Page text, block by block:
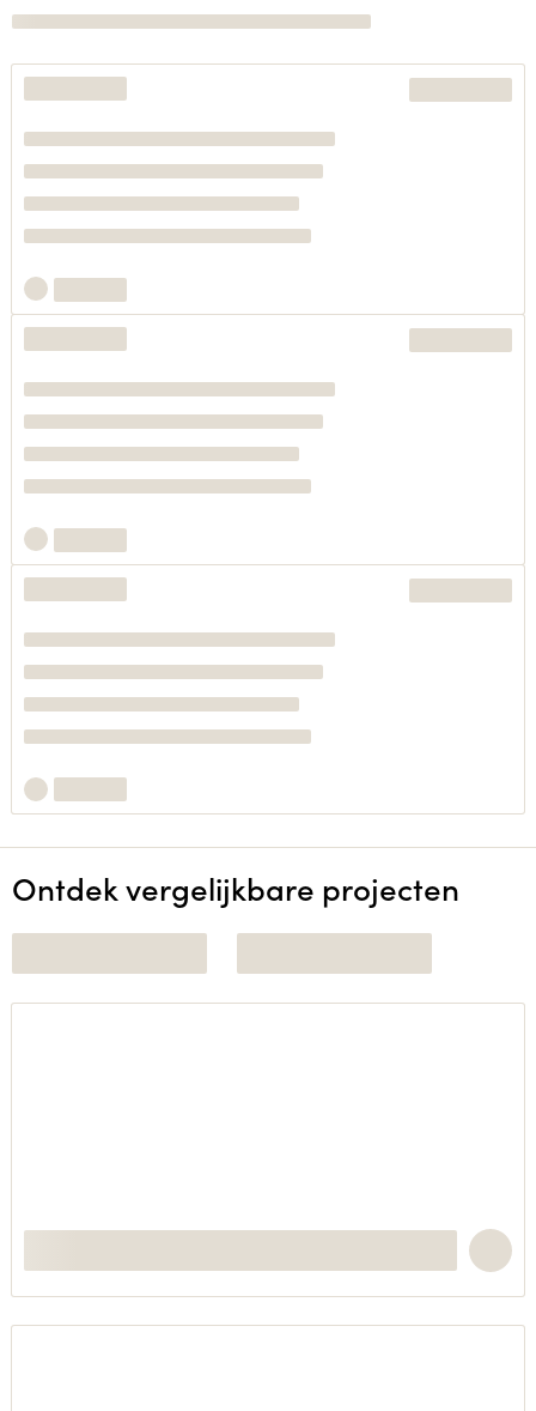
Ontdek vergelijkbare projecten